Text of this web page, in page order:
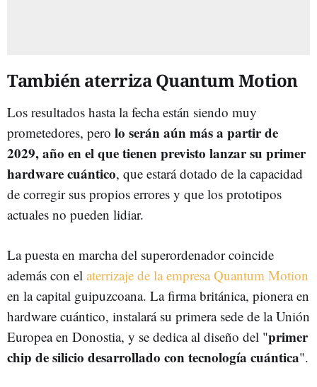
También aterriza Quantum Motion
Los resultados hasta la fecha están siendo muy
prometedores, pero lo serán aún más a partir de
2029, año en el que tienen previsto lanzar su primer
hardware cuántico, que estará dotado de la capacidad
de corregir sus propios errores y que los prototipos
actuales no pueden lidiar.
La puesta en marcha del superordenador coincide
además con el aterrizaje de la empresa Quantum Motion
en la capital guipuzcoana. La firma británica, pionera en
hardware cuántico, instalará su primera sede de la Unión
Europea en Donostia, y se dedica al diseño del "primer
chip de silicio desarrollado con tecnología cuántica".